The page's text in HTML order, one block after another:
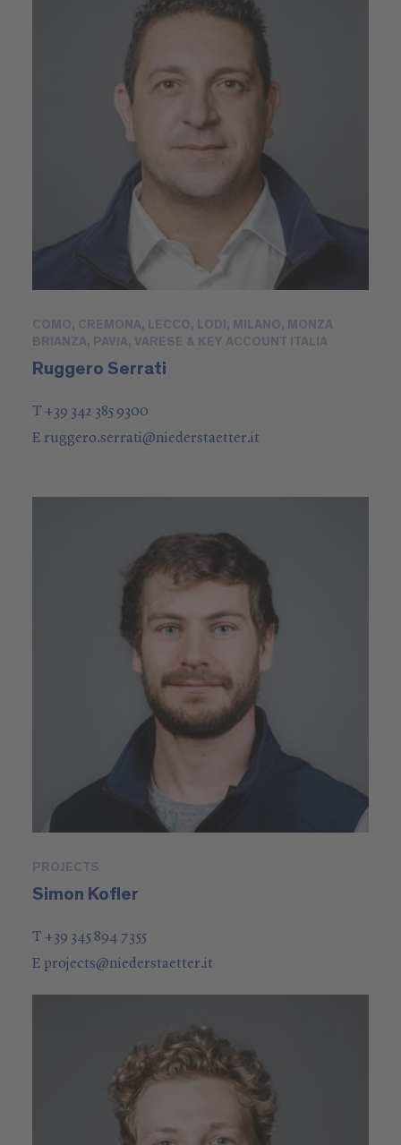
COMO, CREMONA, LECCO, LODI, MILANO, MONZA
BRIANZA, PAVIA, VARESE & KEY ACCOUNT ITALIA
Ruggero Serrati
T +39 342 385 9300
E ruggero.serrati@niederstaetter.it
PROJECTS
Simon Kofler
T +39 345 894 7355
E projects@niederstaetter.it